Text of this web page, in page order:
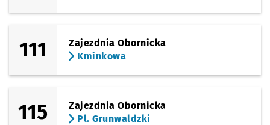
111
Zajezdnia Obornicka
Kminkowa
115
Zajezdnia Obornicka
Pl. Grunwaldzki